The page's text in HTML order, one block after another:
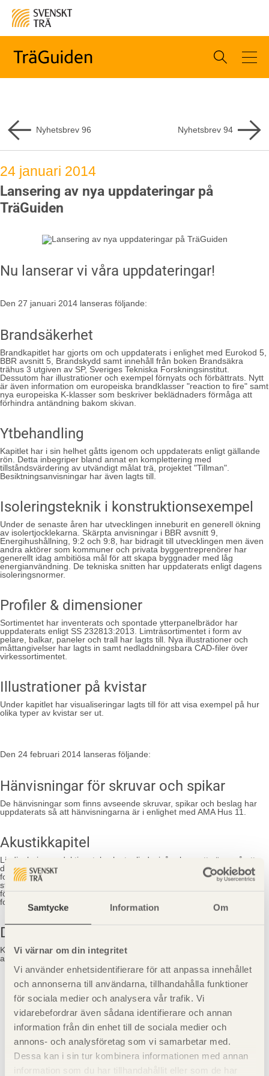
Samtycke Information Om
Vi värnar om din integritet
Vi använder enhetsidentifierare för att anpassa innehållet
och annonserna till användarna, tillhandahålla funktioner
för sociala medier och analysera vår trafik. Vi
vidarebefordrar även sådana identifierare och annan
information från din enhet till de sociala medier och
annons- och analysföretag som vi samarbetar med.
Dessa kan i sin tur kombinera informationen med annan
information som du har tillhandahållit eller som de har
Nyhetsbrev 96 Nyhetsbrev 94
24 januari 2014
Lansering av nya uppdateringar på
TräGuiden
Nu lanserar vi våra uppdateringar!
Den 27 januari 2014 lanseras följande:
Brandsäkerhet
Brandkapitlet har gjorts om och uppdaterats i enlighet med Eurokod 5,
BBR avsnitt 5, Brandskydd samt innehåll från boken Brandsäkra
trähus 3 utgiven av SP, Sveriges Tekniska Forskningsinstitut.
Dessutom har illustrationer och exempel förnyats och förbättrats. Nytt
är även information om europeiska brandklasser "reaction to fire" samt
nya europeiska K-klasser som beskriver beklädnaders förmåga att
förhindra antändning bakom skivan.
Ytbehandling
Kapitlet har i sin helhet gåtts igenom och uppdaterats enligt gällande
rön. Detta inbegriper bland annat en komplettering med
tillståndsvärdering av utvändigt målat trä, projektet "Tillman".
Besiktningsanvisningar har även lagts till.
Isoleringsteknik i konstruktionsexempel
Under de senaste åren har utvecklingen inneburit en generell ökning
av isolertjocklekarna. Skärpta anvisningar i BBR avsnitt 9,
Energihushållning, 9:2 och 9:8, har bidragit till utvecklingen men även
andra aktörer som kommuner och privata byggentreprenörer har
generellt idag ambitiösa mål för att skapa byggnader med låg
energianvändning. De tekniska snitten har uppdaterats enligt dagens
isoleringsnormer.
Profiler & dimensioner
Sortimentet har inventerats och spontade ytterpanelbrädor har
uppdaterats enligt SS 232813:2013. Limträsortimentet i form av
pelare, balkar, paneler och trall har lagts till. Nya illustrationer och
måttangivelser har lagts in samt nedladdningsbara CAD-filer över
virkessortimentet.
Illustrationer på kvistar
Under kapitlet har visualiseringar lagts till för att visa exempel på hur
olika typer av kvistar ser ut.
Den 24 februari 2014 lanseras följande:
Hänvisningar för skruvar och spikar
De hänvisningar som finns avseende skruvar, spikar och beslag har
uppdaterats så att hänvisningarna är i enlighet med AMA Hus 11.
Akustikkapitel
Ljudisolering, reduktionstal och stegljudsnivåer har setts över så att
det stämmer med nya BBR samt eventuella nyheter i
forskningsprojekten AkuLite och AcuWood. Funktionskrav och
standarder har uppdaterats enligt de senaste kraven. Dimensionering
för goda förhållanden har uppdaterats enligt nya rön och
forskningsresultat.
Dimensioneringskapitel
Kapitlen som rör dimensionering har uppdaterats till gällande EKS 9
avseende tabeller och beräkningsexempel.
Visa sajtkarta